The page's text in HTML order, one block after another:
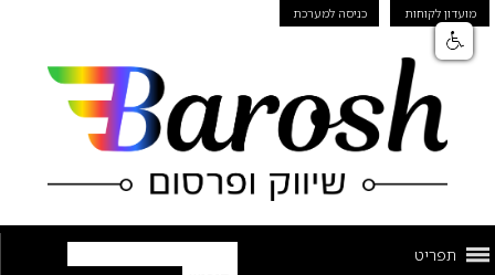
מועדון לקוחות כניסה למערכת
תפריט